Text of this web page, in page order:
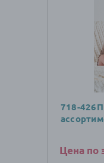
718-
Цена по